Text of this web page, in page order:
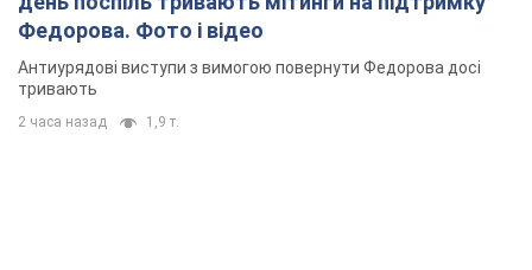
Федорова. Фото і відео
Антиурядові виступи з вимогою повернути Федорова досі
тривають
2 часа назад 1,9 т.